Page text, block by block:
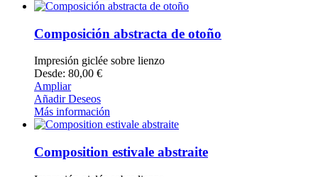
Composición abstracta de otoño
Impresión giclée sobre lienzo
Desde: 80,00 €
Ampliar
Añadir Deseos
Más información
Composition estivale abstraite